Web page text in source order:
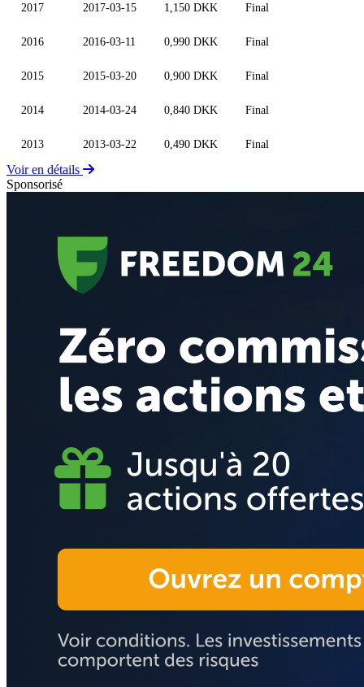
2017 2017-03-15 1,150 DKK Final
2016 2016-03-11 0,990 DKK Final
2015 2015-03-20 0,900 DKK Final
2014 2014-03-24 0,840 DKK Final
2013 2013-03-22 0,490 DKK Final
Voir en détails
Sponsorisé